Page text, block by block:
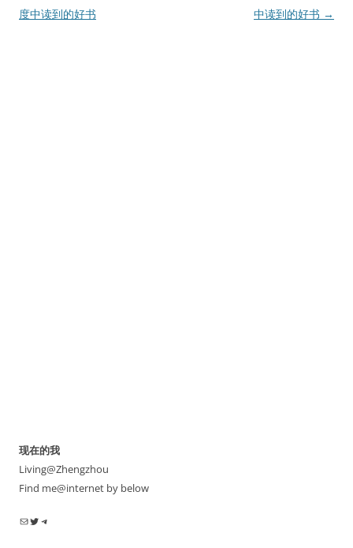
章
度中读到的好书
中读到的好书 →
现在的我
Living@Zhengzhou
Find me@internet by below
电子邮件Twitter Telegram